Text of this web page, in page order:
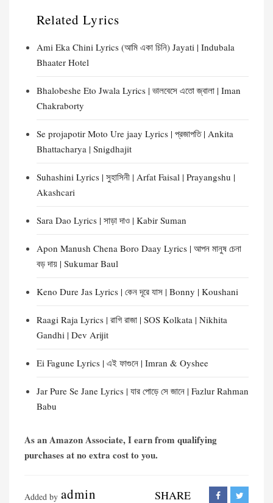
Related Lyrics
Ami Eka Chini Lyrics (আমি একা চিনি) Jayati | Indubala
Bhaater Hotel
Bhalobeshe Eto Jwala Lyrics | ভালবেসে এতো জ্বালা | Iman
Chakraborty
Se projapotir Moto Ure jaay Lyrics | প্রজাপতি | Ankita
Bhattacharya | Snigdhajit
Suhashini Lyrics | সুহাসিনী | Arfat Faisal | Prayangshu |
Akashcari
Sara Dao Lyrics | সাড়া দাও | Kabir Suman
Apon Manush Chena Boro Daay Lyrics | আপন মানুষ চেনা
বড় দায় | Sukumar Baul
Keno Dure Jas Lyrics | কেন দূরে যাস | Bonny | Koushani
Raagi Raja Lyrics | রাগি রাজা | SOS Kolkata | Nikhita
Gandhi | Dev Arijit
Ei Fagune Lyrics | এই ফাগুনে | Imran & Oyshee
Jar Pure Se Jane Lyrics | যার পোড়ে সে জানে | Fazlur Rahman
Babu
As an Amazon Associate, I earn from qualifying
purchases at no extra cost to you.
Added by admin SHARE